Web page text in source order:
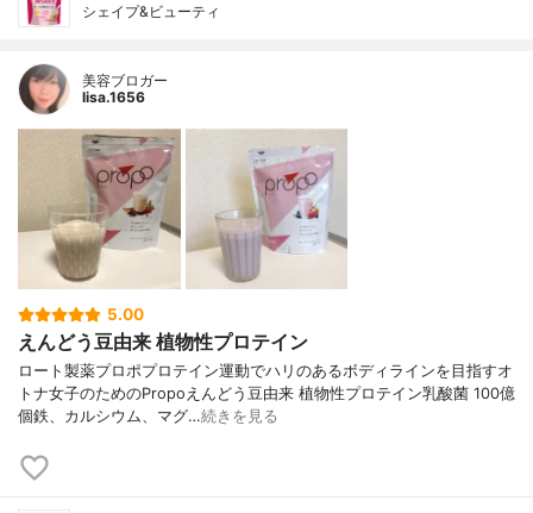
シェイプ&ビューティ
美容ブロガー
lisa.1656
5.00
えんどう豆由来 植物性プロテイン
ロート製薬プロポプロテイン運動でハリのあるボディラインを目指すオ
トナ女子のためのPropoえんどう豆由来 植物性プロテイン乳酸菌 100億
個鉄、カルシウム、マグ…続きを見る